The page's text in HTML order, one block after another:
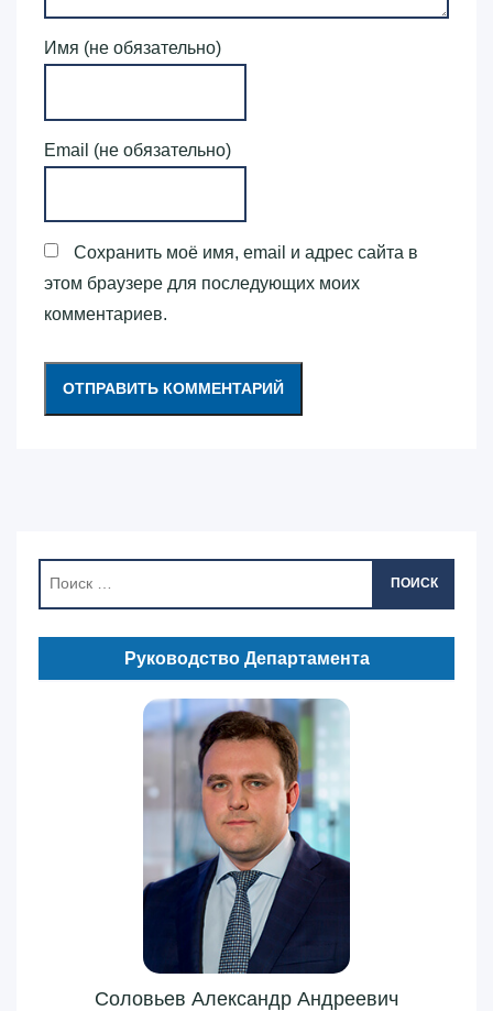
Имя (не обязательно)
Email (не обязательно)
Сохранить моё имя, email и адрес сайта в
этом браузере для последующих моих
комментариев.
ПОИСК
Руководство Департамента
Соловьев Александр Андреевич